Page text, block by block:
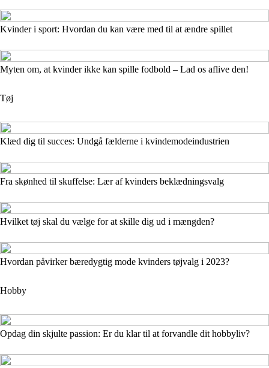
Kvinder i sport: Hvordan du kan være med til at ændre spillet
Myten om, at kvinder ikke kan spille fodbold – Lad os aflive den!
Tøj
Klæd dig til succes: Undgå fælderne i kvindemodeindustrien
Fra skønhed til skuffelse: Lær af kvinders beklædningsvalg
Hvilket tøj skal du vælge for at skille dig ud i mængden?
Hvordan påvirker bæredygtig mode kvinders tøjvalg i 2023?
Hobby
Opdag din skjulte passion: Er du klar til at forvandle dit hobbyliv?